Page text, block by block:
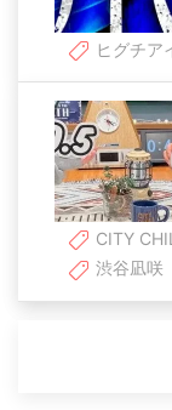
ヒグチア
CITY
渋谷凪咲